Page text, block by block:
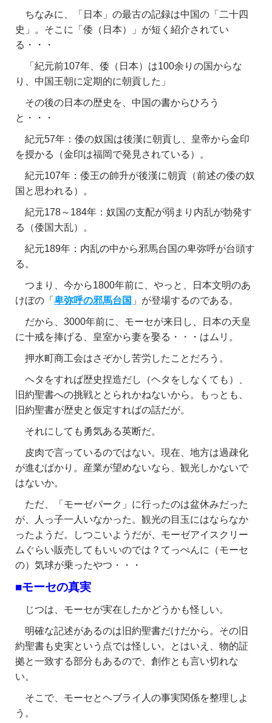
ちなみに、「日本」の最古の記録は中国の「二十四
史」。そこに「倭（日本）」が短く紹介されてい
る・・・
「紀元前107年、倭（日本）は100余りの国からな
り、中国王朝に定期的に朝貢した」
その後の日本の歴史を、中国の書からひろう
と・・・
紀元57年：倭の奴国は後漢に朝貢し、皇帝から金印
を授かる（金印は福岡で発見されている）。
紀元107年：倭王の帥升が後漢に朝貢（前述の倭の奴
国と思われる）。
紀元178～184年：奴国の支配が弱まり内乱が勃発す
る（倭国大乱）。
紀元189年：内乱の中から邪馬台国の卑弥呼が台頭す
る。
つまり、今から1800年前に、やっと、日本文明のあ
けぼの「 卑弥呼の邪馬台国 」が登場するのである。
だから、3000年前に、モーセが来日し、日本の天皇
に十戒を捧げる、皇室から妻を娶る・・・はムリ。
押水町商工会はさぞかし苦労したことだろう。
ヘタをすれば歴史捏造だし（ヘタをしなくても）、
旧約聖書への挑戦ととられかねないから。もっとも、
旧約聖書が歴史と仮定すればの話だが。
それにしても勇気ある英断だ。
皮肉で言っているのではない。現在、地方は過疎化
が進むばかり。産業が望めないなら、観光しかないで
はないか。
ただ、「モーゼパーク」に行ったのは盆休みだった
が、人っ子一人いなかった。観光の目玉にはならなか
ったようだ。しつこいようだが、モーゼアイスクリー
ムぐらい販売してもいいのでは？てっぺんに（モーセ
の）気球が乗ったやつ・・・
■モーセの真実
じつは、モーセが実在したかどうかも怪しい。
明確な記述があるのは旧約聖書だけだから。その旧
約聖書も史実という点では怪しい。とはいえ、物的証
拠と一致する部分もあるので、創作とも言い切れな
い。
そこで、モーセとヘブライ人の事実関係を整理しよ
う。